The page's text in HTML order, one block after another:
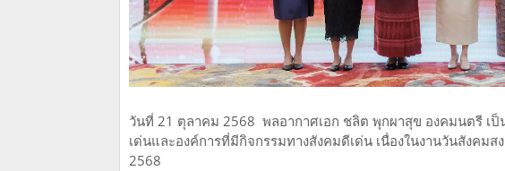
วันที่ 21 ตุลาคม 2568 พลอากาศเอก ชลิต พุกผาสุข องคมนตรี เ
เด่นและองค์การที่มีกิจกรรมทางสังคมดีเด่น เนื่องในงานวันสังคม
2568